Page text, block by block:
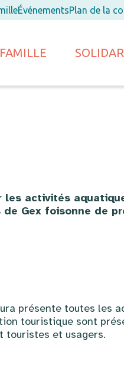
ÉvénementsPlan de la
FAMILLE
les activités
Gex foisonne de
présente toutes les
touristique sont
touristes et usagers.